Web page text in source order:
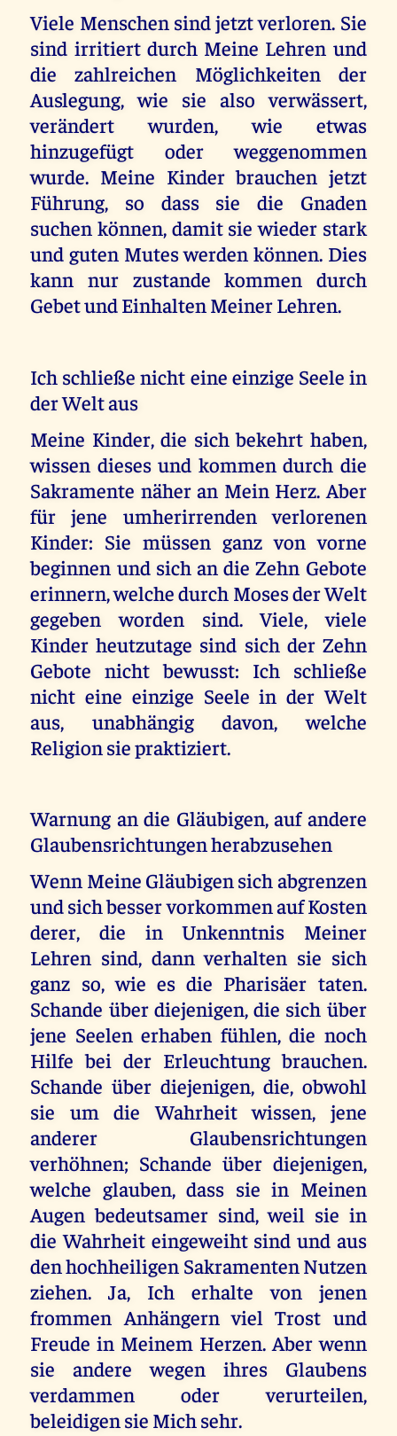
Viele Menschen sind jetzt verloren. Sie
sind irritiert durch Meine Lehren und
die zahlreichen Möglichkeiten der
Auslegung, wie sie also verwässert,
verändert wurden, wie etwas
hinzugefügt oder weggenommen
wurde. Meine Kinder brauchen jetzt
Führung, so dass sie die Gnaden
suchen können, damit sie wieder stark
und guten Mutes werden können. Dies
kann nur zustande kommen durch
Gebet und Einhalten Meiner Lehren.
Ich schließe nicht eine einzige Seele in
der Welt aus
Meine Kinder, die sich bekehrt haben,
wissen dieses und kommen durch die
Sakramente näher an Mein Herz. Aber
für jene umherirrenden verlorenen
Kinder: Sie müssen ganz von vorne
beginnen und sich an die Zehn Gebote
erinnern, welche durch Moses der Welt
gegeben worden sind. Viele, viele
Kinder heutzutage sind sich der Zehn
Gebote nicht bewusst: Ich schließe
nicht eine einzige Seele in der Welt
aus, unabhängig davon, welche
Religion sie praktiziert.
Warnung an die Gläubigen, auf andere
Glaubensrichtungen herabzusehen
Wenn Meine Gläubigen sich abgrenzen
und sich besser vorkommen auf Kosten
derer, die in Unkenntnis Meiner
Lehren sind, dann verhalten sie sich
ganz so, wie es die Pharisäer taten.
Schande über diejenigen, die sich über
jene Seelen erhaben fühlen, die noch
Hilfe bei der Erleuchtung brauchen.
Schande über diejenigen, die, obwohl
sie um die Wahrheit wissen, jene
anderer Glaubensrichtungen
verhöhnen; Schande über diejenigen,
welche glauben, dass sie in Meinen
Augen bedeutsamer sind, weil sie in
die Wahrheit eingeweiht sind und aus
den hochheiligen Sakramenten Nutzen
ziehen. Ja, Ich erhalte von jenen
frommen Anhängern viel Trost und
Freude in Meinem Herzen. Aber wenn
sie andere wegen ihres Glaubens
verdammen oder verurteilen,
beleidigen sie Mich sehr.